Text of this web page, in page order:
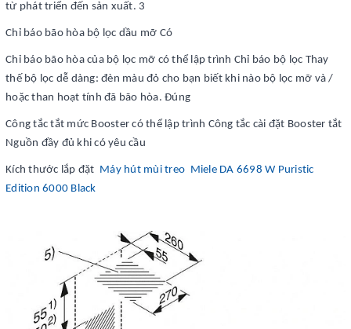
từ phát triển đến sản xuất. 3
Chỉ báo bão hòa bộ lọc dầu mỡ Có
Chỉ báo bão hòa của bộ lọc mỡ có thể lập trình Chỉ báo bộ lọc Thay
thế bộ lọc dễ dàng: đèn màu đỏ cho bạn biết khi nào bộ lọc mỡ và /
hoặc than hoạt tính đã bão hòa. Đúng
Công tắc tắt mức Booster có thể lập trình Công tắc cài đặt Booster tắt
Nguồn đầy đủ khi có yêu cầu
Kích thước lắp đặt Máy hút mùi treo Miele DA 6698 W Puristic
Edition 6000 Black